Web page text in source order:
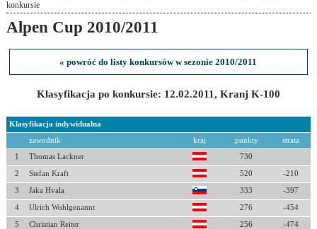
konkursie
Alpen Cup 2010/2011
« powróć do listy konkursów w sezonie 2010/2011
Klasyfikacja po konkursie: 12.02.2011, Kranj K-100
Klasyfikacja indywidualna
zawodnik kraj punkty strata
1 Thomas Lackner 730
2 Stefan Kraft 520 -210
3 Jaka Hvala 333 -397
4 Ulrich Wohlgenannt 276 -454
5 Christian Reiter 256 -474